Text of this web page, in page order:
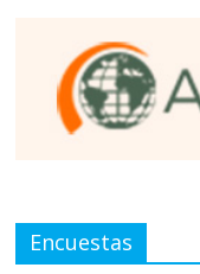
Encuestas